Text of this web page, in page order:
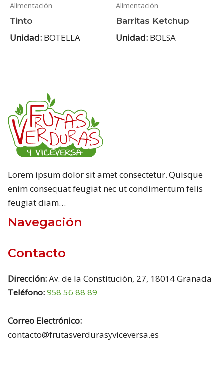
Alimentación
Tinto
Unidad: BOTELLA
Alimentación
Barritas Ketchup
Unidad: BOLSA
Lorem ipsum dolor sit amet consectetur. Quisque
enim consequat feugiat nec ut condimentum felis
feugiat diam…
Navegación
Contacto
Dirección:Av. de la Constitución, 27, 18014 Granada
Teléfono:958 56 88 89
Correo Electrónico:
contacto@frutasverdurasyviceversa.es